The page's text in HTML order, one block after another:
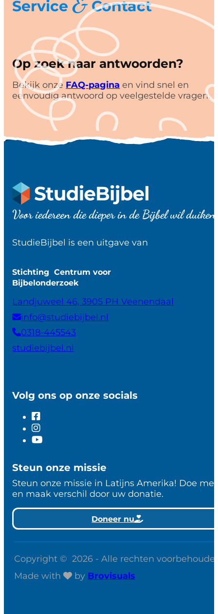
Service Contact
Op zoek naar antwoorden?
Bekijk onze FAQ-pagina en vind snel en
eenvoudig antwoord op veelgestelde vragen.
Voor iedereen die dieper in de Bijbel wil
StudieBijbel is een uitgave van
Stichting Centrum voor
Bijbelonderzoek
Landjuweel 46, 3905 PH Veenendaal
info@studiebijbel.nl
0318-445543
studiebijbel.nl
Volg ons op onze socials
Steun onze missie
Steun onze missie in Latijns Amerika! Doe
en maak verschil door uw donatie.
Doneer nu
Copyright © 2026 - Alle rechten
Made with
by Brovisuals